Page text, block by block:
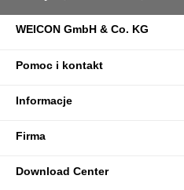
WEICON GmbH & Co. KG
Pomoc i kontakt
Informacje
Firma
Download Center